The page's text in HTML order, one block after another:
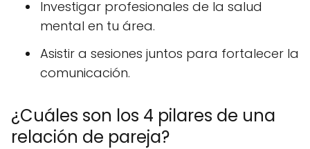
Investigar profesionales de la salud
mental en tu área.
Asistir a sesiones juntos para fortalecer la
comunicación.
¿Cuáles son los 4 pilares de una
relación de pareja?